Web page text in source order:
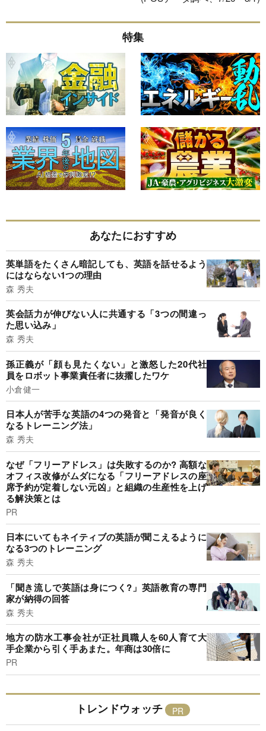
特集
あなたにおすすめ
英単語をたくさん暗記しても、英語を話せるよう
にはならない1つの理由
森 秀夫
英会話力が伸びない人に共通する「3つの間違っ
た思い込み」
森 秀夫
孫正義が「顔も見たくない」と激怒した20代社
員をロボット事業責任者に抜擢したワケ
小倉健一
日本人が苦手な英語の4つの発音と「発音が良く
なるトレーニング法」
森 秀夫
なぜ「フリーアドレス」は失敗するのか? 高額な
オフィス改修がムダになる「フリーアドレスの座
席予約が定着しない元凶」と組織の生産性を上げ
る解決策とは
PR
日本にいてもネイティブの英語が聞こえるように
なる3つのトレーニング
森 秀夫
「聞き流しで英語は身につく?」英語教育の専門
家が納得の回答
森 秀夫
地方の防水工事会社が正社員職人を60人育て大
手企業から引く手あまた。年商は30倍に
PR
トレンドウォッチ